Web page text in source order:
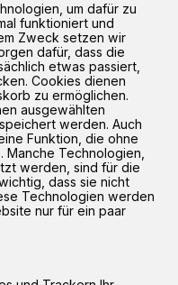
um dafür zu
funktioniert und
Zweck setzen wir
dafür, dass die
etwas passiert,
Cookies dienen
zu ermöglichen.
ausgewählten
werden. Auch
Funktion, die ohne
Technologien,
werden, sind für die
dass sie nicht
Technologien werden
nur für ein paar